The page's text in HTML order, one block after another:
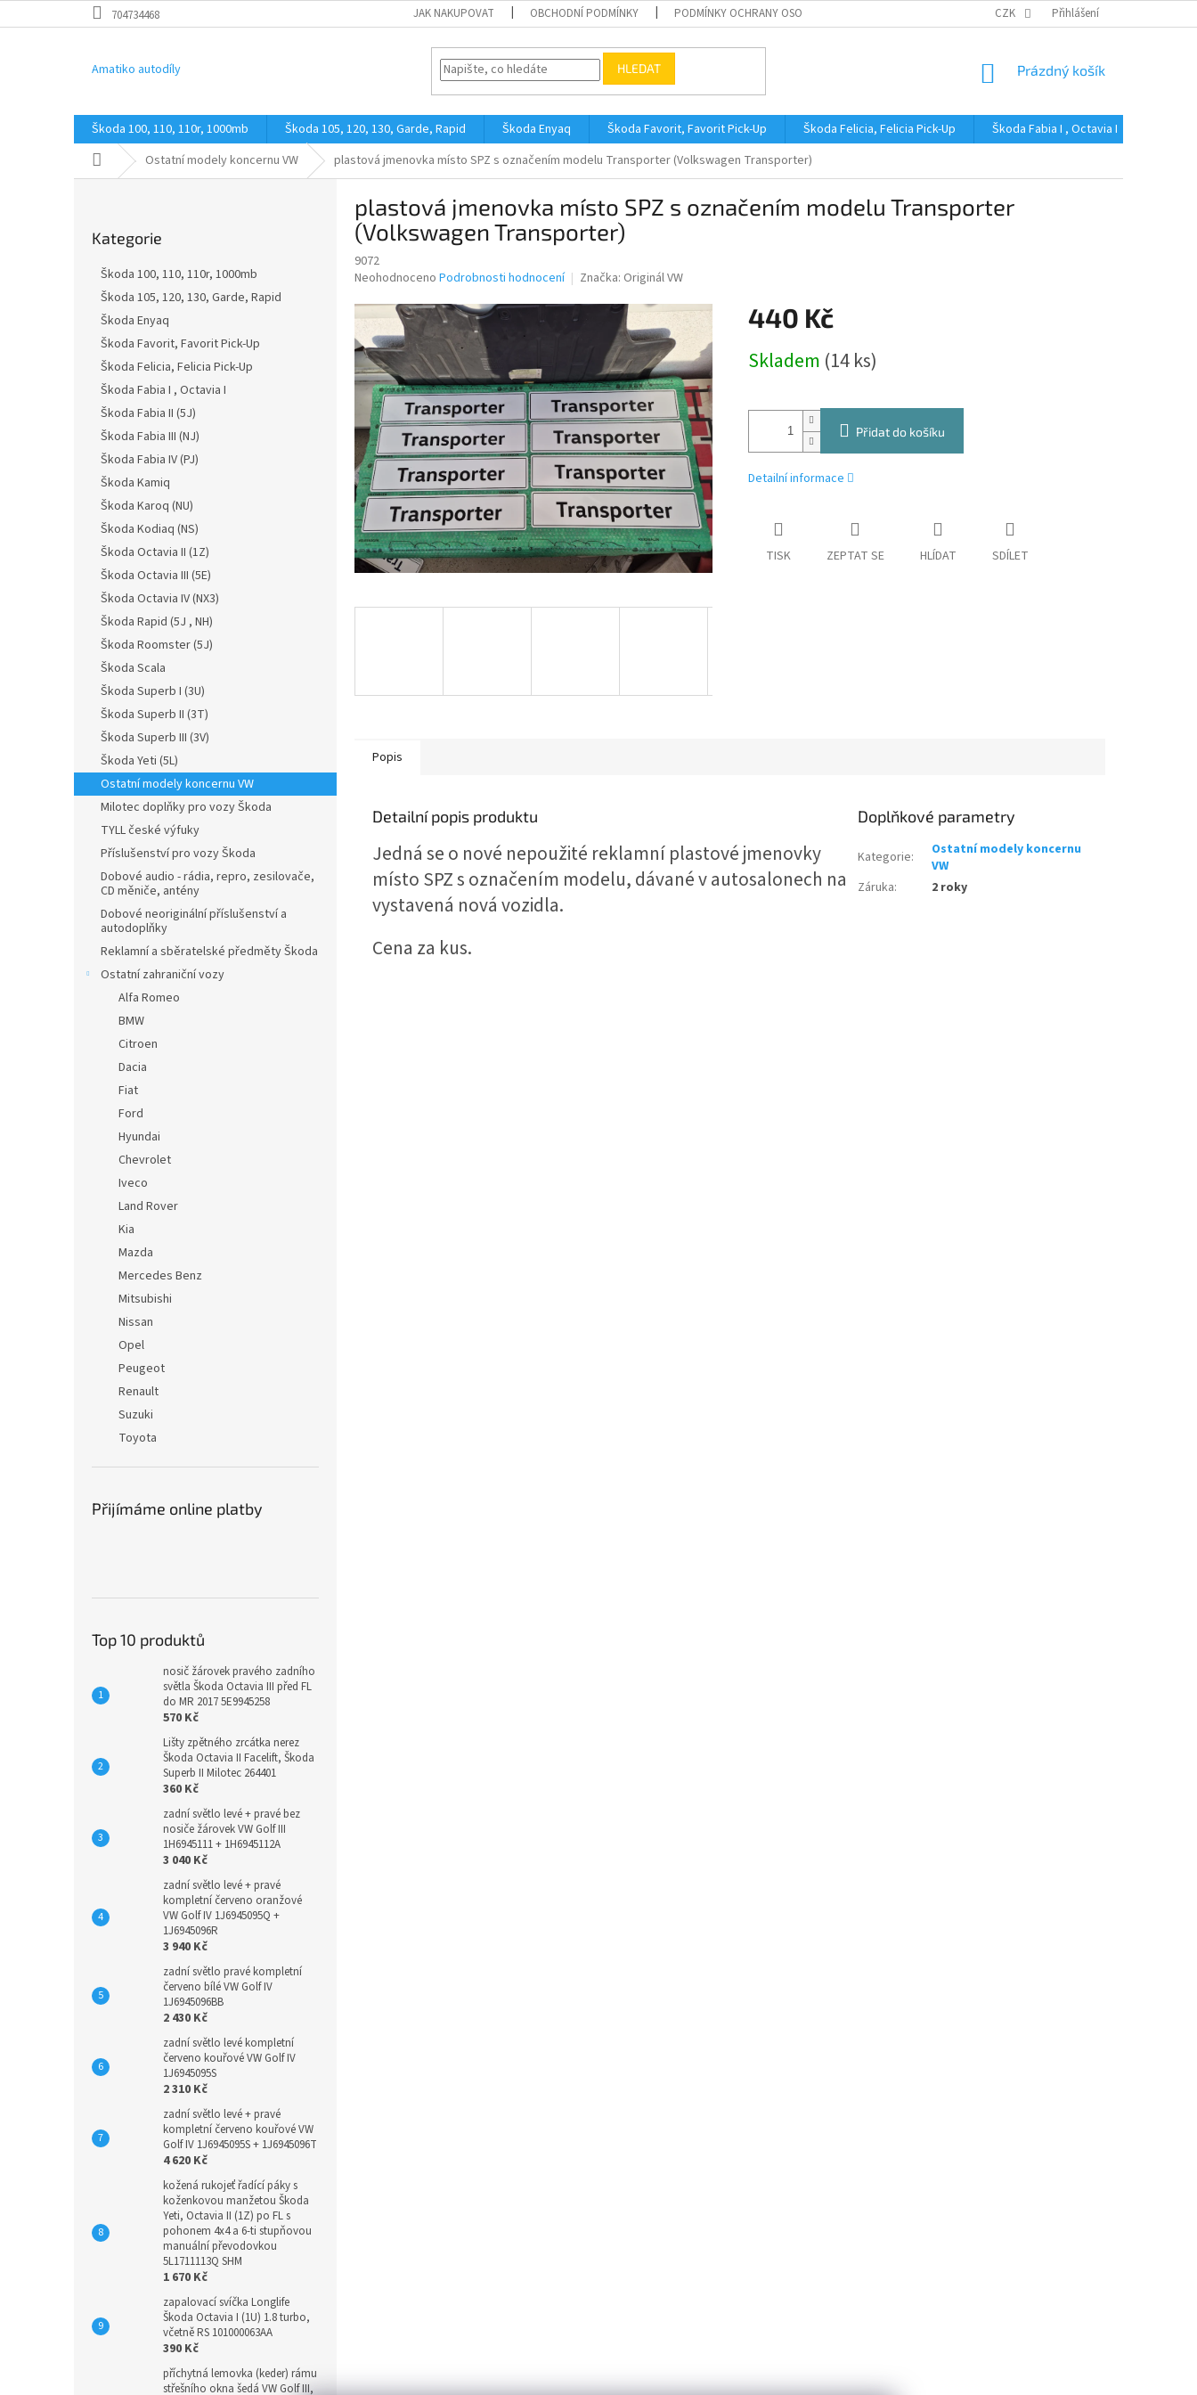
na
704734468 JAK NAKUPOVAT OBCHODNÍ PODMÍNKY PODMÍNKY OCHRANY OSOBNÍCH ÚDAJŮ CZK Přihlášení
Amatiko autodíly HLEDAT
NÁKUPNÍ
Prázdný košík
Škoda 100, 110, 110r, 1000mb Škoda 105, 120, 130, Garde, Rapid Škoda Enyaq Škoda Favorit, Favorit Pick-Up Škoda Felicia, Felicia Pick-Up Škoda Fabia I , Octavia I
Domů Ostatní modely koncernu VW plastová jmenovka místo SPZ s označením modelu Transporter (Volkswagen Transporter)
kategorie
Kategorie
Škoda 100, 110, 110r, 1000mb
Škoda 105, 120, 130, Garde, Rapid
Škoda Enyaq
Škoda Favorit, Favorit Pick-Up
Škoda Felicia, Felicia Pick-Up
Škoda Fabia I , Octavia I
Škoda Fabia II (5J)
Škoda Fabia III (NJ)
Škoda Fabia IV (PJ)
Škoda Kamiq
Škoda Karoq (NU)
Škoda Kodiaq (NS)
Škoda Octavia II (1Z)
Škoda Octavia III (5E)
Škoda Octavia IV (NX3)
Škoda Rapid (5J , NH)
Škoda Roomster (5J)
Škoda Scala
Škoda Superb I (3U)
Škoda Superb II (3T)
Škoda Superb III (3V)
Škoda Yeti (5L)
Ostatní modely koncernu VW
Milotec doplňky pro vozy Škoda
TYLL české výfuky
Příslušenství pro vozy Škoda
Dobové audio - rádia, repro, zesilovače,
CD měniče, antény
Dobové neoriginální příslušenství a
autodoplňky
Reklamní a sběratelské předměty Škoda
Ostatní zahraniční vozy
Alfa Romeo
BMW
Citroen
Dacia
Fiat
Ford
Hyundai
Chevrolet
Iveco
Land Rover
Kia
Mazda
Mercedes Benz
Mitsubishi
Nissan
Opel
Peugeot
Renault
Suzuki
Toyota
Přijímáme online platby
Top 10 produktů
nosič žárovek pravého zadního
světla Škoda Octavia III před FL
do MR 2017 5E9945258
570 Kč
Lišty zpětného zrcátka nerez
Škoda Octavia II Facelift, Škoda
Superb II Milotec 264401
360 Kč
zadní světlo levé + pravé bez
nosiče žárovek VW Golf III
1H6945111 + 1H6945112A
3 040 Kč
zadní světlo levé + pravé
kompletní červeno oranžové
VW Golf IV 1J6945095Q +
1J6945096R
3 940 Kč
zadní světlo pravé kompletní
červeno bílé VW Golf IV
1J6945096BB
2 430 Kč
zadní světlo levé kompletní
červeno kouřové VW Golf IV
1J6945095S
2 310 Kč
zadní světlo levé + pravé
kompletní červeno kouřové VW
Golf IV 1J6945095S + 1J6945096T
4 620 Kč
kožená rukojeť řadící páky s
koženkovou manžetou Škoda
Yeti, Octavia II (1Z) po FL s
pohonem 4x4 a 6-ti stupňovou
manuální převodovkou
5L1711113Q SHM
1 670 Kč
zapalovací svíčka Longlife
Škoda Octavia I (1U) 1.8 turbo,
včetně RS 101000063AA
390 Kč
příchytná lemovka (keder) rámu
střešního okna šedá VW Golf III,
plastová jmenovka místo SPZ s označením modelu Transporter
(Volkswagen Transporter)
9072
Průměrné
produktu
0,0
5
hvězdiček.
Neohodnoceno Podrobnosti hodnocení Značka: Originál VW
440 Kč
cena:
Skladem (14 ks)
Přidat do košíku
Detailní informace
TISK ZEPTAT SE HLÍDAT SDÍLET
Popis
Detailní popis produktu
Jedná se o nové nepoužité reklamní plastové jmenovky
místo SPZ s označením modelu, dávané v autosalonech na
vystavená nová vozidla.
Cena za kus.
Doplňkové parametry
Kategorie:
Ostatní modely koncernu
VW
Záruka: 2 roky